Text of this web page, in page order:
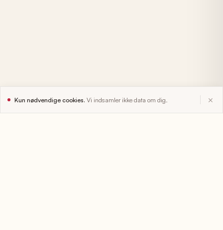
Kun nødvendige cookies. Vi indsamler ikke data om dig. ×